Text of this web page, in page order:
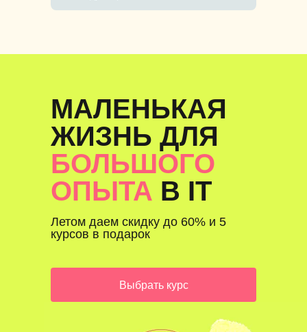
Летом даем скидку до 60% и 5
курсов в подарок
МАЛЕНЬКАЯ
ЖИЗНЬ ДЛЯ
БОЛЬШОГО
ОПЫТА В IT
Выбрать курс